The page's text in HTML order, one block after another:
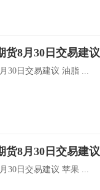
货8月30日交易建议
30日交易建议 油脂 ...
货8月30日交易建议
30日交易建议 苹果 ...